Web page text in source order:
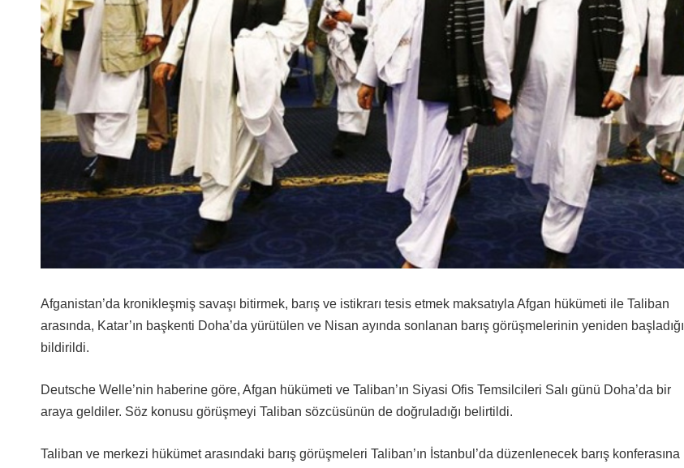
Afganistan’da kronikleşmiş savaşı bitirmek, barış ve istikrarı tesis etmek maksatıyla Afgan hükümeti ile Taliban
arasında, Katar’ın başkenti Doha’da yürütülen ve Nisan ayında sonlanan barış görüşmelerinin yeniden başladığı
bildirildi.
Deutsche Welle’nin haberine göre, Afgan hükümeti ve Taliban’ın Siyasi Ofis Temsilcileri Salı günü Doha’da bir
araya geldiler. Söz konusu görüşmeyi Taliban sözcüsünün de doğruladığı belirtildi.
Taliban ve merkezi hükümet arasındaki barış görüşmeleri Taliban’ın İstanbul’da düzenlenecek barış konferasına